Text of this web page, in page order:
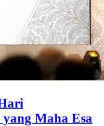
Maha Esa